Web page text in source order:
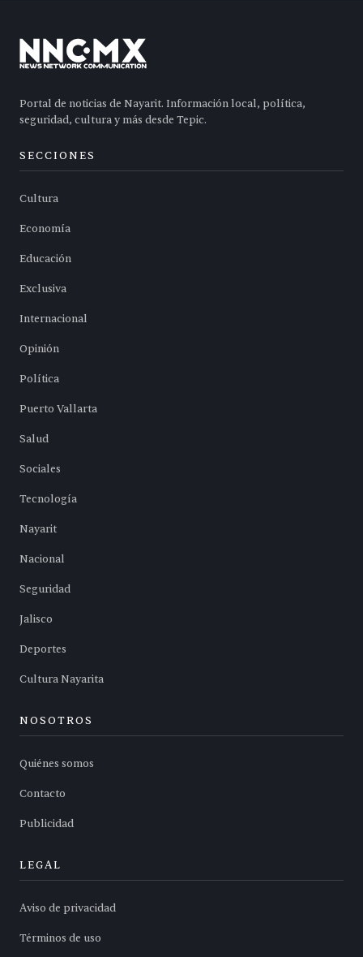
Portal de noticias de Nayarit. Información local, política,
seguridad, cultura y más desde Tepic.
SECCIONES
Cultura
Economía
Educación
Exclusiva
Internacional
Opinión
Política
Puerto Vallarta
Salud
Sociales
Tecnología
Nayarit
Nacional
Seguridad
Jalisco
Deportes
Cultura Nayarita
NOSOTROS
Quiénes somos
Contacto
Publicidad
LEGAL
Aviso de privacidad
Términos de uso